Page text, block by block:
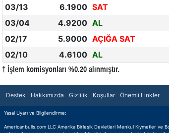
03/13
6.1900 SAT
03/04
4.9200 AL
02/17
5.9000 AÇIĞA SAT
02/10
4.6100 AL
† İşlem komisyonları %0.20 alınmıştır.
Destek Hakkımızda Gizlilik Koşullar Önemli Linkler
Yasal Uyarı ve Bilgilendirme:
Americanbulls.com LLC Amerika Birleşik Devletleri Menkul Kıymetler ve